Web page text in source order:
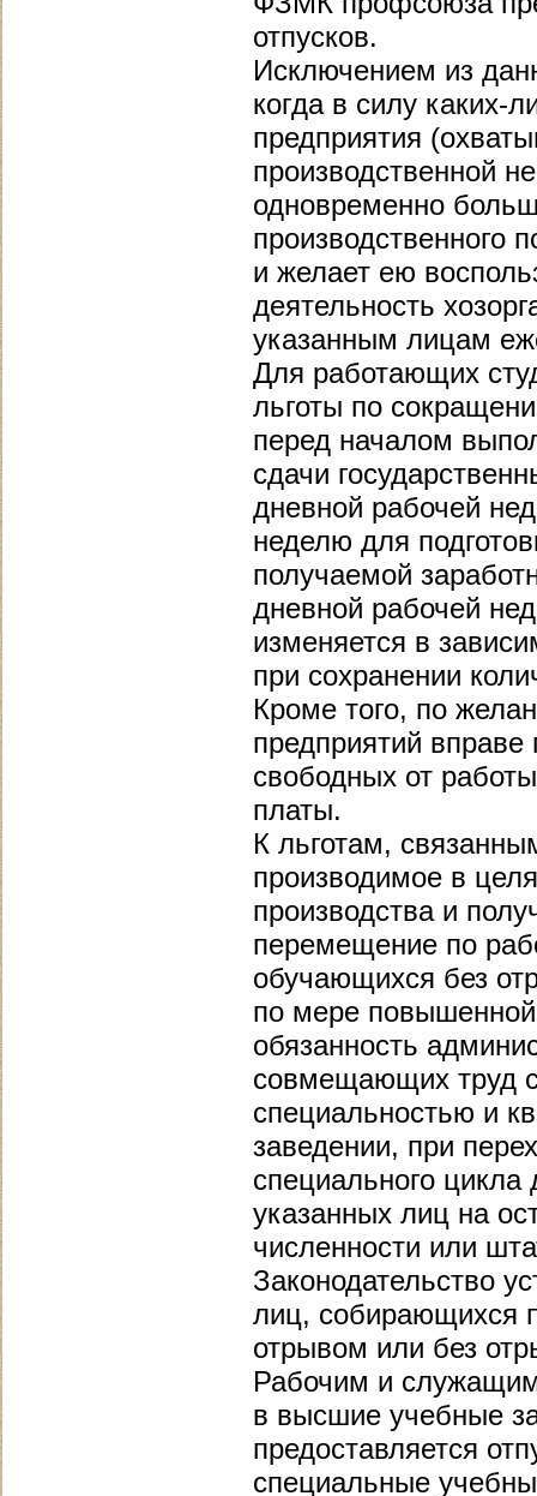
отпусков.
Исключением из
когда в силу каких-
предприятия
производственной
одновременно
производственного
и желает ею
деятельность
указанным лицам
Для работающих
льготы по
перед началом
сдачи
дневной рабочей
неделю для
получаемой
дневной рабочей
изменяется в
при сохранении
Кроме того, по
предприятий
свободных от
платы.
К льготам,
производимое в
производства и
перемещение по
обучающихся без
по мере
обязанность
совмещающих труд с
специальностью и
заведении, при
специального
указанных лиц на
численности или
Законодательство
лиц, собирающихся
отрывом или без
Рабочим и
в высшие учебные
предоставляется
специальные